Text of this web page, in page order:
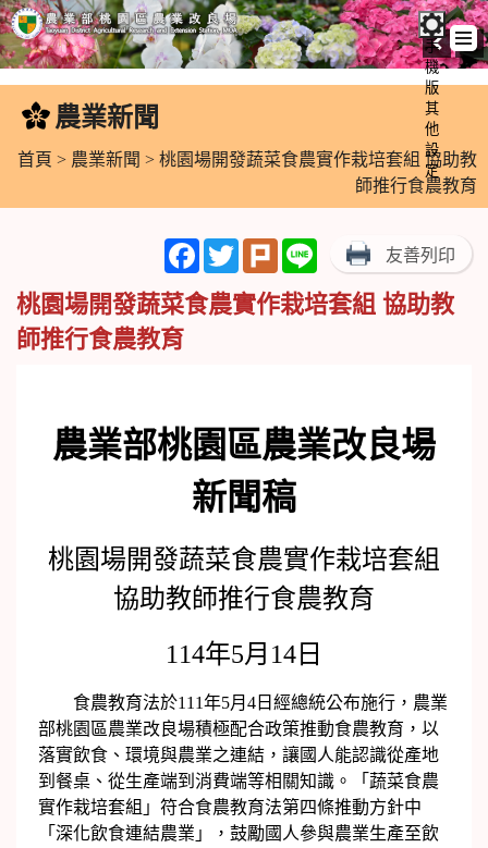
跳
容
手
機
版
其
他
設
定
農業新聞
首頁 > 農業新聞 > 桃園場開發蔬菜食農實作栽培套組 協助教
師推行食農教育
FacebookTwitterPlurk Line 友善列印
桃園場開發蔬菜食農實作栽培套組 協助教
師推行食農教育
農業部桃園區農業改良場
新聞稿
桃園場開發蔬菜食農實作栽培套組
協助教師推行食農教育
114年5月14日
食農教育法於111年5月4日經總統公布施行，農業
部桃園區農業改良場積極配合政策推動食農教育，以
落實飲食、環境與農業之連結，讓國人能認識從產地
到餐桌、從生產端到消費端等相關知識。「蔬菜食農
實作栽培套組」符合食農教育法第四條推動方針中
「深化飲食連結農業」，鼓勵國人參與農業生產至飲